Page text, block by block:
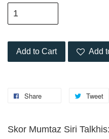
Add to Cart Add
Share Tweet
Skor Mumtaz Siri